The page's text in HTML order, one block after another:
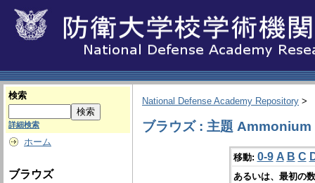
検索
詳細検索
ホーム
ブラウズ
National Defense Academy Repository >
ブラウズ : 主題
移動: 0-9 A B C
あるいは、最初の